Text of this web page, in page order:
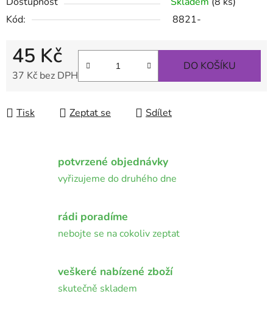
Kód:
8821-
45 Kč
37 Kč bez DPH
DO KOŠÍKU
Tisk Zeptat se Sdílet
potvrzené objednávky
vyřizujeme do druhého dne
rádi poradíme
nebojte se na cokoliv zeptat
veškeré nabízené zboží
skutečně skladem